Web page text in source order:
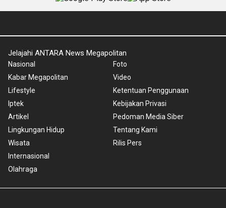
Jelajahi ANTARA News Megapolitan
Nasional
Kabar Megapolitan
Lifestyle
Iptek
Artikel
Lingkungan Hidup
Wisata
Internasional
Olahraga
Foto
Video
Ketentuan Penggunaan
Kebijakan Privasi
Pedoman Media Siber
Tentang Kami
Rilis Pers